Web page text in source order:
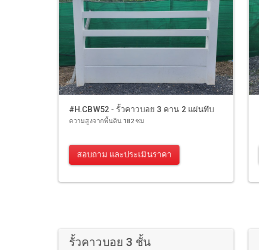
#H.CBW52 - รั้วคาวบอย 3 คาน 2 แผ่นทึบ
ความสูงจากพื้นดิน 182 ซม
สอบถาม และประเมินราคา
รั้วคาวบอย 3 ชั้น